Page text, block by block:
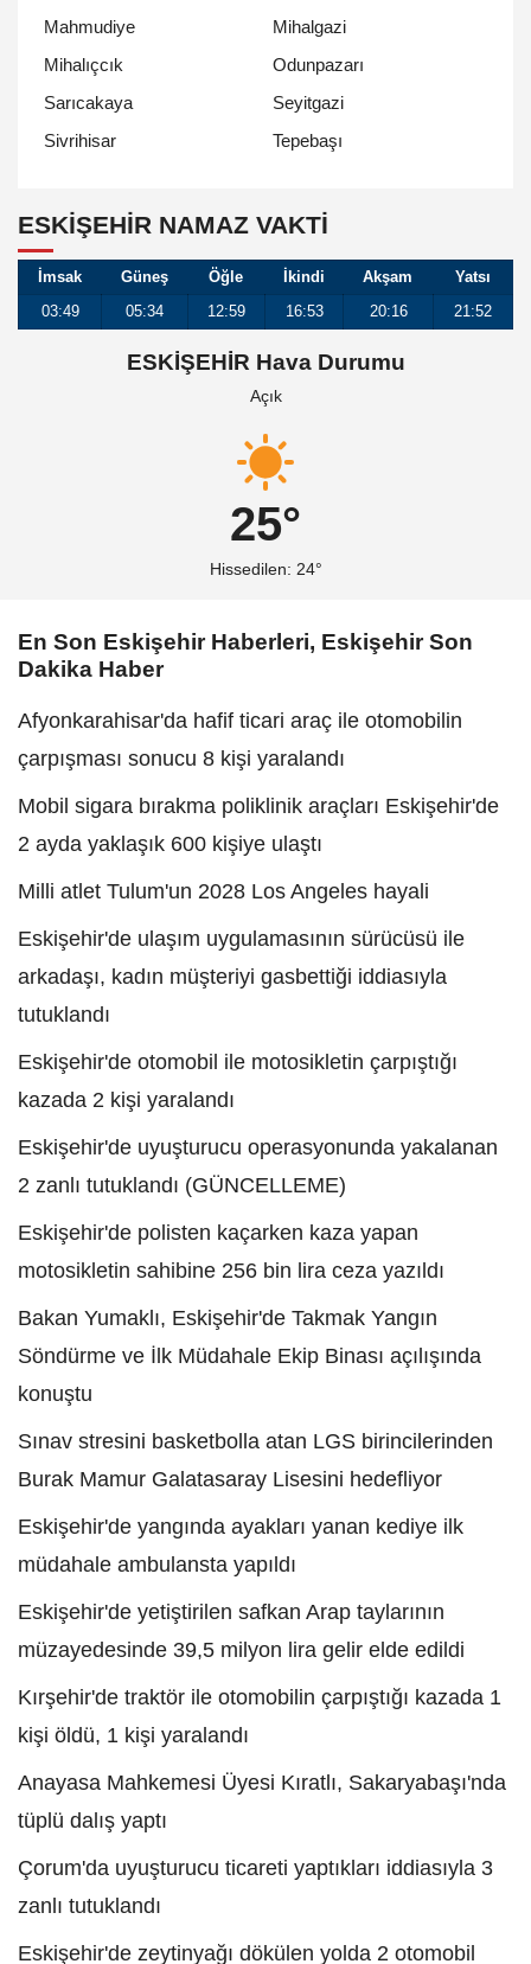
Mahmudiye
Mihalgazi
Mihalıçcık
Odunpazarı
Sarıcakaya
Seyitgazi
Sivrihisar
Tepebaşı
ESKIŞEHIR NAMAZ VAKTİ
İmsak Güneş Öğle İkindi Akşam
Yatsı
03:49
05:34 12:59 16:53 20:16 21:52
ESKİŞEHİR Hava Durumu
Açık
25°
Hissedilen: 24°
En Son Eskişehir Haberleri, Eskişehir Son
Dakika Haber
Afyonkarahisar'da hafif ticari araç ile otomobilin
çarpışması sonucu 8 kişi yaralandı
Mobil sigara bırakma poliklinik araçları Eskişehir'de
2 ayda yaklaşık 600 kişiye ulaştı
Milli atlet Tulum'un 2028 Los Angeles hayali
Eskişehir'de ulaşım uygulamasının sürücüsü ile
arkadaşı, kadın müşteriyi gasbettiği iddiasıyla
tutuklandı
Eskişehir'de otomobil ile motosikletin çarpıştığı
kazada 2 kişi yaralandı
Eskişehir'de uyuşturucu operasyonunda yakalanan
2 zanlı tutuklandı (GÜNCELLEME)
Eskişehir'de polisten kaçarken kaza yapan
motosikletin sahibine 256 bin lira ceza yazıldı
Bakan Yumaklı, Eskişehir'de Takmak Yangın
Söndürme ve İlk Müdahale Ekip Binası açılışında
konuştu
Sınav stresini basketbolla atan LGS birincilerinden
Burak Mamur Galatasaray Lisesini hedefliyor
Eskişehir'de yangında ayakları yanan kediye ilk
müdahale ambulansta yapıldı
Eskişehir'de yetiştirilen safkan Arap taylarının
müzayedesinde 39,5 milyon lira gelir elde edildi
Kırşehir'de traktör ile otomobilin çarpıştığı kazada 1
kişi öldü, 1 kişi yaralandı
Anayasa Mahkemesi Üyesi Kıratlı, Sakaryabaşı'nda
tüplü dalış yaptı
Çorum'da uyuşturucu ticareti yaptıkları iddiasıyla 3
zanlı tutuklandı
Eskişehir'de zeytinyağı dökülen yolda 2 otomobil